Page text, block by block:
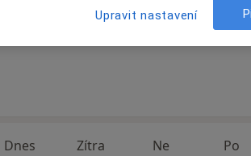
Online rezervace termínu není k
Dnes Zítra Ne Po
Upravit nastavení